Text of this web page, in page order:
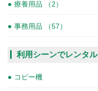
療養用品 （2）
事務用品 （57）
利用シーンでレンタル
コピー機